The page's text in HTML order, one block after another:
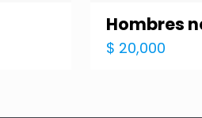
Hombres
$ 20,000